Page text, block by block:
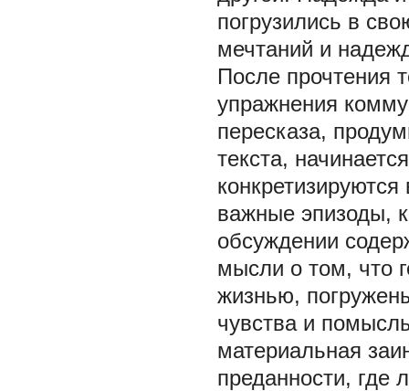
погрузились в
мечтаний и
После прочтения
упражнения
пересказа,
текста,
важные эпизоды,
обсуждении
мысли о том, что
жизнью,
чувства и
материальная
преданности, где